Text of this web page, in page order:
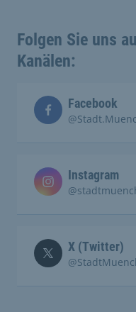
Folgen Sie uns
Kanälen:
Facebook
Instagram
X (Twitter)